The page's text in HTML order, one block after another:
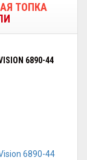
ТОПКА
6890-44